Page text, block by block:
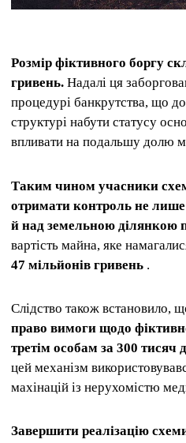
Розмір фіктивного боргу
гривень. Надалі ця
процедурі банкрутства, що
структурі набути статусу
впливати на подальшу долю
Таким чином учасники
отримати контроль не лише
й над земельною ділянкою
вартість майна, яке
47 мільйонів гривень .
Слідство також встановило,
право вимоги щодо
третім особам за 300
цей механізм
махінацій із нерухомістю
Завершити реалізацію